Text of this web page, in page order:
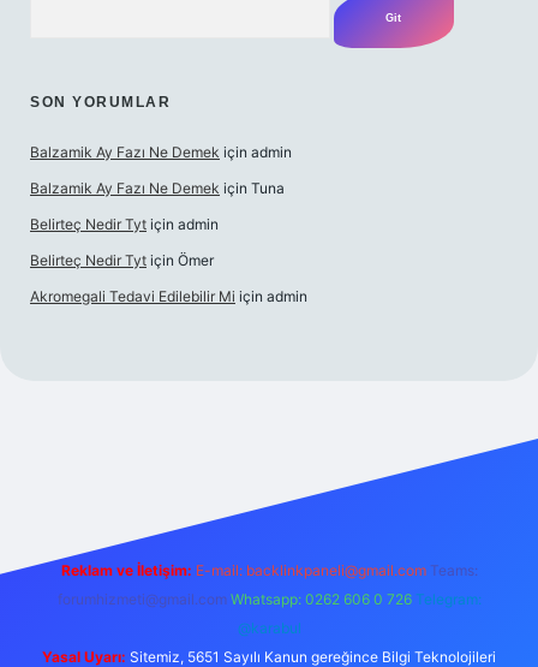
SON YORUMLAR
Balzamik Ay Fazı Ne Demek için admin
Balzamik Ay Fazı Ne Demek için Tuna
Belirteç Nedir Tyt için admin
Belirteç Nedir Tyt için Ömer
Akromegali Tedavi Edilebilir Mi için admin
Reklam ve İletişim: E-mail: backlinkpaneli@gmail.com Teams:
forumhizmeti@gmail.com Whatsapp: 0262 606 0 726 Telegram:
@karabul
Yasal Uyarı: Sitemiz, 5651 Sayılı Kanun gereğince Bilgi Teknolojileri